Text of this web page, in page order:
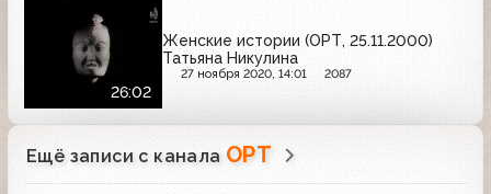
26:02
Женские истории (ОРТ, 25.11.2000)
Татьяна Никулина
27 ноября 2020, 14:01 2087
Ещё записи с канала ОРТ